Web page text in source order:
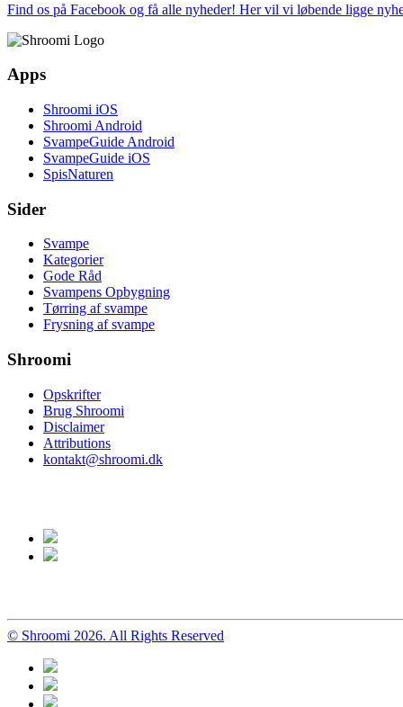
Find os på Facebook og få alle nyheder! Her vil vi løbende ligge
Apps
Shroomi iOS
Shroomi Android
SvampeGuide Android
SvampeGuide iOS
SpisNaturen
Sider
Svampe
Kategorier
Gode Råd
Svampens Opbygning
Tørring af svampe
Frysning af svampe
Shroomi
Opskrifter
Brug Shroomi
Disclaimer
Attributions
kontakt@shroomi.dk
© Shroomi 2026. All Rights Reserved